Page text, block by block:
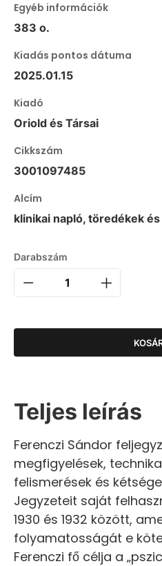
Egyéb információk
383 o.
Kiadás pontos dátuma
2025.01.15
Kiadó
Oriold és Társai
Cikkszám
3001097485
Alcím
klinikai napló, töredékek
Darabszám
Teljes leírás
Ferenczi Sándor
megfigyelések,
felismerések és
Jegyzeteit saját
1930 és 1932 között,
folyamatosságát e
Ferenczi fő célja a